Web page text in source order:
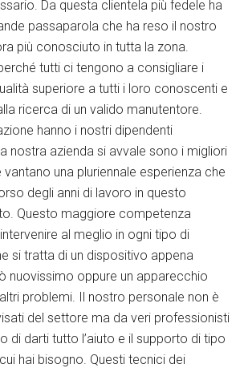
Da questa clientela più fedele ha
passaparola che ha reso il nostro
più conosciuto in tutta la zona.
tutti ci tengono a consigliare i
superiore a tutti i loro conoscenti e
ricerca di un valido manutentore.
hanno i nostri dipendenti
nostra azienda si avvale sono i migliori
una pluriennale esperienza che
degli anni di lavoro in questo
Questo maggiore competenza
al meglio in ogni tipo di
si tratta di un dispositivo appena
nuovissimo oppure un apparecchio
problemi. Il nostro personale non è
del settore ma da veri professionisti
di darti tutto l’aiuto e il supporto di tipo
hai bisogno. Questi tecnici dei